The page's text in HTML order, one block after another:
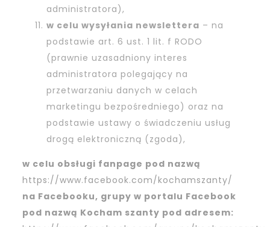
administratora),
w celu wysyłania newslettera – na
podstawie art. 6 ust. 1 lit. f RODO
(prawnie uzasadniony interes
administratora polegający na
przetwarzaniu danych w celach
marketingu bezpośredniego) oraz na
podstawie ustawy o świadczeniu usług
drogą elektroniczną (zgoda),
w celu obsługi fanpage pod nazwą
https://www.facebook.com/kochamszanty/
na Facebooku, grupy w portalu Facebook
pod nazwą Kocham szanty pod adresem: